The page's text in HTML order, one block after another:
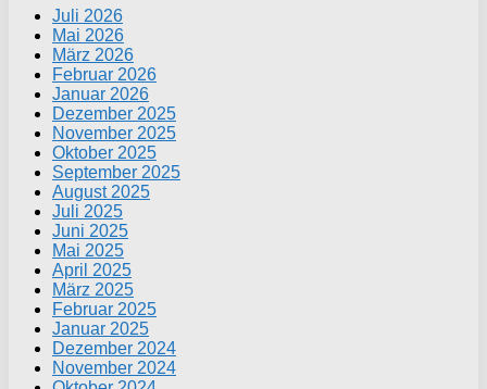
Juli 2026
Mai 2026
März 2026
Februar 2026
Januar 2026
Dezember 2025
November 2025
Oktober 2025
September 2025
August 2025
Juli 2025
Juni 2025
Mai 2025
April 2025
März 2025
Februar 2025
Januar 2025
Dezember 2024
November 2024